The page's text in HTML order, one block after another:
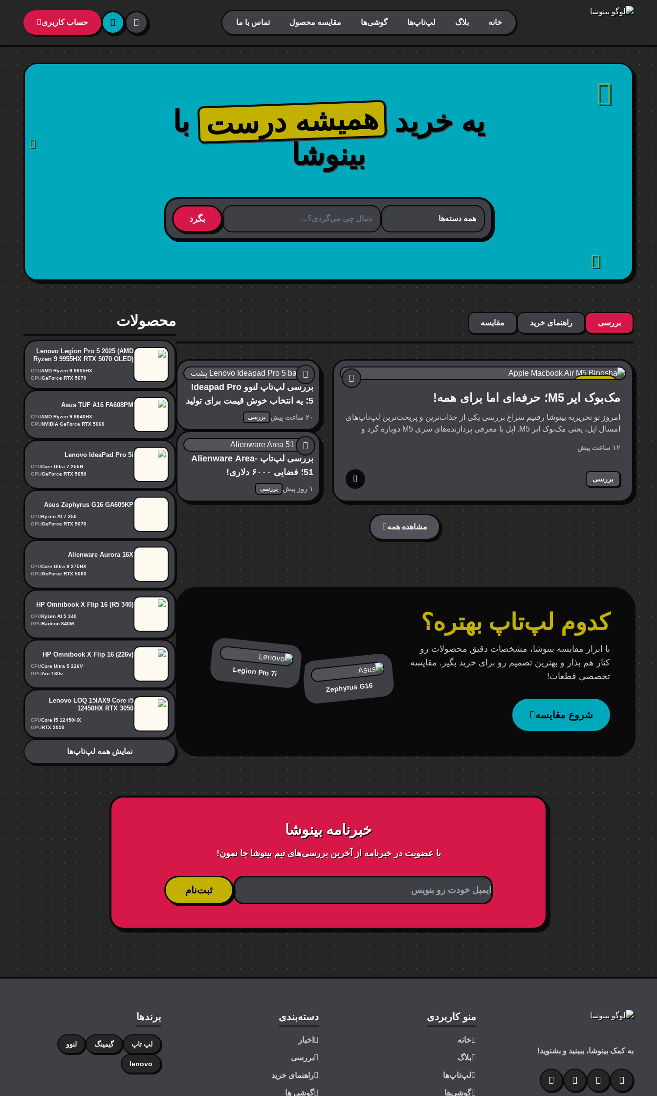
خانه بلاگ لپ‌تاپ‌ها گوشی‌ها مقایسه محصول تماس با ما حساب کاربری
یه خرید همیشه درست با
بینوشا
بگرد
بررسی راهنمای خرید مقایسه
مک‌بوک ایر M5؛ حرفه‌ای اما برای همه!
امروز تو تحریریه بینوشا رفتیم سراغ بررسی یکی از جذاب‌ترین و پربحث‌ترین لپ‌تاپ‌های
امسال اپل، یعنی مک‌بوک ایر M5. اپل با معرفی پردازنده‌های سری M5 دوباره گرد و
۱۲ ساعت پیش
بررسی
بررسی لپ‌تاپ لنوو Ideapad Pro
5؛ یه انتخاب خوش قیمت برای تولید
محتوا
۲۰ ساعت پیش بررسی
بررسی لپ‌تاپ Alienware Area-
51؛ فضایی ۶۰۰۰ دلاری!
۱ روز پیش بررسی
مشاهده همه
کدوم لپ‌تاپ بهتره؟
با ابزار مقایسه بینوشا، مشخصات دقیق محصولات رو
کنار هم بذار و بهترین تصمیم رو برای خرید بگیر. مقایسه
تخصصی قطعات!
شروع مقایسه
Zephyrus G16
Legion Pro 7i
محصولات
Lenovo Legion Pro 5 2025 (AMD
Ryzen 9 9955HX RTX 5070 OLED)
CPUAMD Ryzen 9 9955HX
GPUGeForce RTX 5070
Asus TUF A16 FA608PM
CPUAMD Ryzen 9 8940HX
GPUNVIDIA GeForce RTX 5060
Lenovo IdeaPad Pro 5i
CPUCore Ultra 7 255H
GPUGeForce RTX 5050
Asus Zephyrus G16 GA605KP
CPURyzen AI 7 350
GPUGeForce RTX 5070
Alienware Aurora 16X
CPUCore Ultra 9 275HX
GPUGeForce RTX 5060
HP Omnibook X Flip 16 (R5 340)
CPURyzen AI 5 340
GPURadeon 840M
HP Omnibook X Flip 16 (226v)
CPUCore Ultra 5 226V
GPUArc 130v
Lenovo LOQ 15IAX9 Core i5
12450HX RTX 3050
CPUCore i5 12450HX
GPURTX 3050
نمایش همه لپ‌تاپ‌ها
خبرنامه بینوشا
با عضویت در خبرنامه از آخرین بررسی‌های تیم بینوشا جا نمون!
ثبت‌نام
به کمک بینوشا، ببینید و بشنوید!
منو کاربردی
خانه
بلاگ
لپ‌تاپ‌ها
گوشی‌ها
دسته‌بندی
اخبار
بررسی
راهنمای خرید
گوشی ها
برندها
لپ تاپ گیمینگ لنوو
lenovo